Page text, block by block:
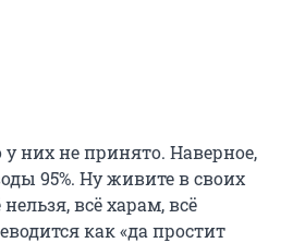
них не принято. Наверное,
95%. Ну живите в своих
всё харам, всё
как «да простит